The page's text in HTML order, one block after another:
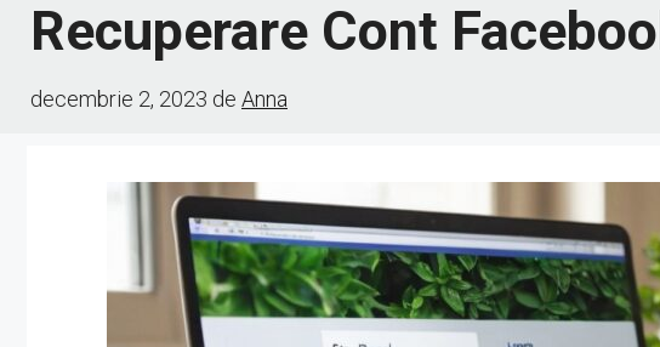
Recuperare Cont
decembrie 2, 2023 de Anna